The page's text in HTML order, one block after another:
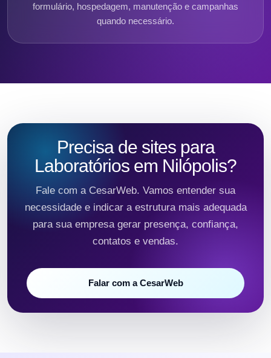
formulário, hospedagem, manutenção e campanhas
quando necessário.
Precisa de sites para
Laboratórios em Nilópolis?
Fale com a CesarWeb. Vamos entender sua
necessidade e indicar a estrutura mais adequada
para sua empresa gerar presença, confiança,
contatos e vendas.
Falar com a CesarWeb